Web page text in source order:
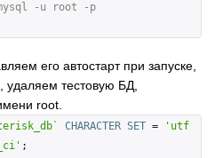
-u root -p
его автостарт при запуске,
удаляем тестовую БД,
root.
CHARACTER SET =
'utf
;